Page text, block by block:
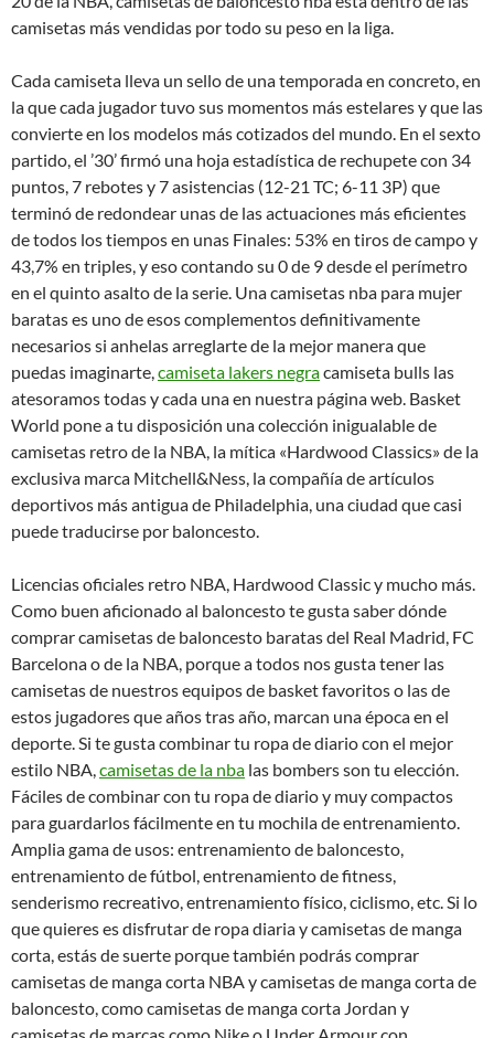
camisetas más vendidas por todo su peso en la liga.
Cada camiseta lleva un sello de una temporada en concreto, en
la que cada jugador tuvo sus momentos más estelares y que las
convierte en los modelos más cotizados del mundo. En el sexto
partido, el ’30’ firmó una hoja estadística de rechupete con 34
puntos, 7 rebotes y 7 asistencias (12-21 TC; 6-11 3P) que
terminó de redondear unas de las actuaciones más eficientes
de todos los tiempos en unas Finales: 53% en tiros de campo y
43,7% en triples, y eso contando su 0 de 9 desde el perímetro
en el quinto asalto de la serie. Una camisetas nba para mujer
baratas es uno de esos complementos definitivamente
necesarios si anhelas arreglarte de la mejor manera que
puedas imaginarte,camiseta lakers negracamiseta bulls las
atesoramos todas y cada una en nuestra página web. Basket
World pone a tu disposición una colección inigualable de
camisetas retro de la NBA, la mítica «Hardwood Classics» de la
exclusiva marca Mitchell&Ness, la compañía de artículos
deportivos más antigua de Philadelphia, una ciudad que casi
puede traducirse por baloncesto.
Licencias oficiales retro NBA, Hardwood Classic y mucho más.
Como buen aficionado al baloncesto te gusta saber dónde
comprar camisetas de baloncesto baratas del Real Madrid, FC
Barcelona o de la NBA, porque a todos nos gusta tener las
camisetas de nuestros equipos de basket favoritos o las de
estos jugadores que años tras año, marcan una época en el
deporte. Si te gusta combinar tu ropa de diario con el mejor
estilo NBA,camisetas de la nba las bombers son tu elección.
Fáciles de combinar con tu ropa de diario y muy compactos
para guardarlos fácilmente en tu mochila de entrenamiento.
Amplia gama de usos: entrenamiento de baloncesto,
entrenamiento de fútbol, entrenamiento de fitness,
senderismo recreativo, entrenamiento físico, ciclismo, etc. Si lo
que quieres es disfrutar de ropa diaria y camisetas de manga
corta, estás de suerte porque también podrás comprar
camisetas de manga corta NBA y camisetas de manga corta de
baloncesto, como camisetas de manga corta Jordan y